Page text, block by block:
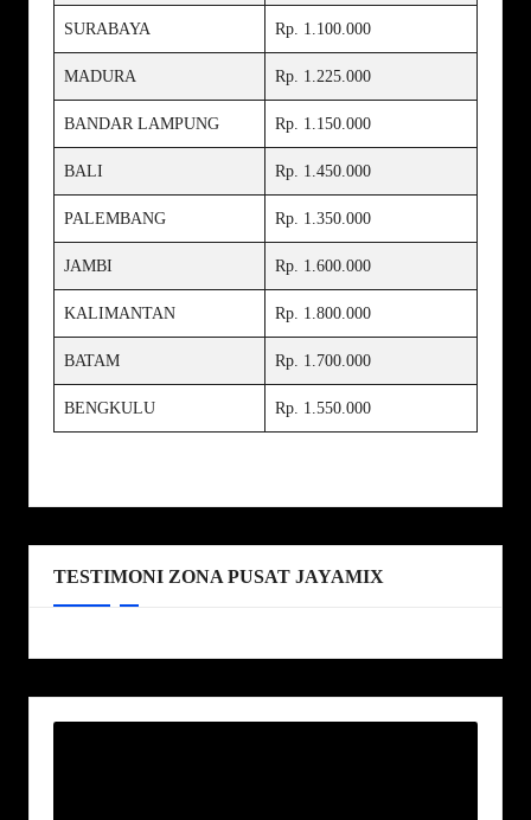
SURABAYA Rp. 1.100.000
MADURA Rp. 1.225.000
BANDAR LAMPUNG Rp. 1.150.000
BALI Rp. 1.450.000
PALEMBANG Rp. 1.350.000
JAMBI Rp. 1.600.000
KALIMANTAN Rp. 1.800.000
BATAM Rp. 1.700.000
BENGKULU Rp. 1.550.000
TESTIMONI ZONA PUSAT JAYAMIX